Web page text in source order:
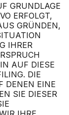
GRUNDLAGE
ERFOLGT,
GRÜNDEN,
IHRER
AUF DIESE
DIE
DENEN EINE
SIE DIESER